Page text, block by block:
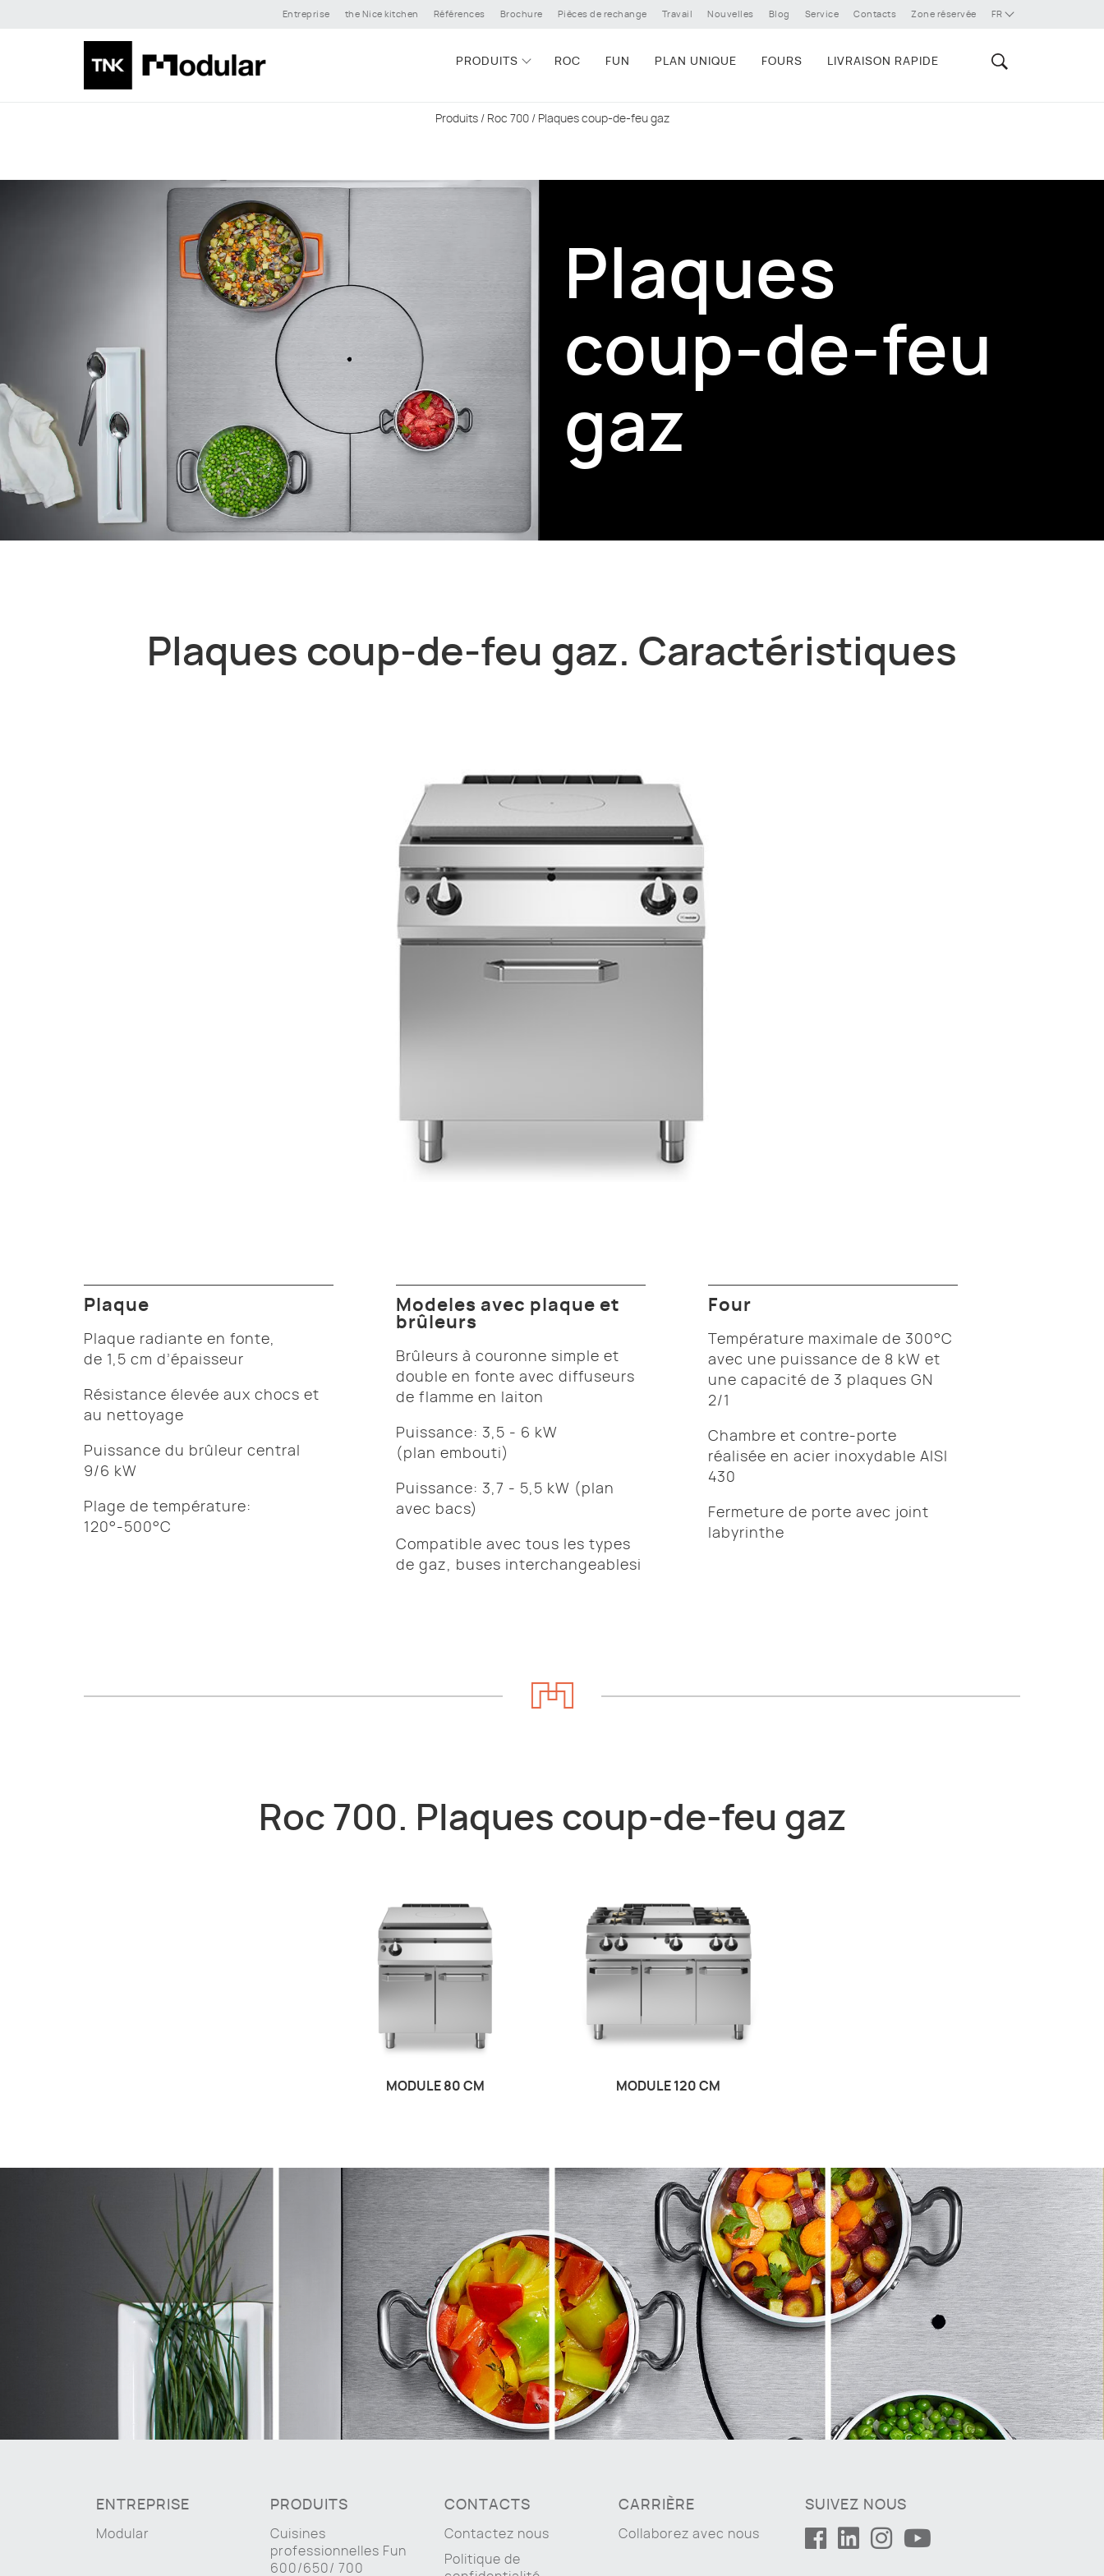
Entreprise the Nice kitchen Références Brochure Pièces de rechange Travail Nouvelles Blog Service Contacts Zone réservée FR
PRODUITS ROC FUN PLAN UNIQUE FOURS LIVRAISON RAPIDE
Produits/ Roc 700/ Plaques coup-de-feu gaz
Plaques
coup-de-feu
gaz
Plaques coup-de-feu gaz. Caractéristiques
Plaque
Plaque radiante en fonte,
de 1,5 cm d’épaisseur
Résistance élevée aux chocs et
au nettoyage
Puissance du brûleur central
9/6 kW
Plage de température:
120°-500°C
Modeles avec plaque et
brûleurs
Brûleurs à couronne simple et
double en fonte avec diffuseurs
de flamme en laiton
Puissance: 3,5 - 6 kW
(plan embouti)
Puissance: 3,7 - 5,5 kW (plan
avec bacs)
Compatible avec tous les types
de gaz, buses interchangeablesi
Four
Température maximale de 300°C
avec une puissance de 8 kW et
une capacité de 3 plaques GN
2/1
Chambre et contre-porte
réalisée en acier inoxydable AISI
430
Fermeture de porte avec joint
labyrinthe
Roc 700. Plaques coup-de-feu gaz
MODULE 80 CM MODULE 120 CM
ENTREPRISE
Modular
PRODUITS
Cuisines
professionnelles Fun
600/650/ 700
CONTACTS
Contactez nous
Politique de
CARRIÈRE
Collaborez avec nous
SUIVEZ NOUS